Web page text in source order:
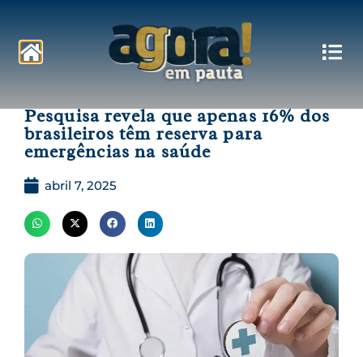
Pesquisa revela que apenas 16% dos
brasileiros têm reserva para
emergências na saúde
abril 7, 2025